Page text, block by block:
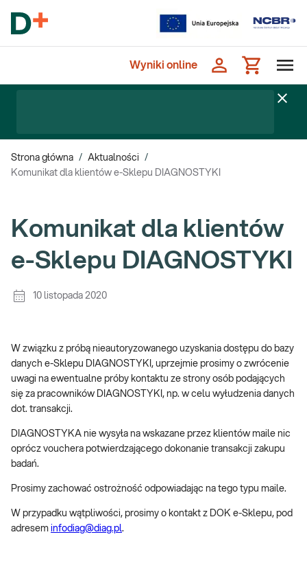
Wyniki online
Strona główna / Aktualności
/
Komunikat dla klientów e-Sklepu DIAGNOSTYKI
Komunikat dla klientów
e-Sklepu DIAGNOSTYKI
10 listopada 2020
W związku z próbą nieautoryzowanego uzyskania dostępu do bazy
danych e-Sklepu DIAGNOSTYKI, uprzejmie prosimy o zwrócenie
uwagi na ewentualne próby kontaktu ze strony osób podających
się za pracowników DIAGNOSTYKI, np. w celu wyłudzenia danych
dot. transakcji.
DIAGNOSTYKA nie wysyła na wskazane przez klientów maile nic
oprócz vouchera potwierdzającego dokonanie transakcji zakupu
badań.
Prosimy zachować ostrożność odpowiadając na tego typu maile.
W przypadku wątpliwości, prosimy o kontakt z DOK e-Sklepu, pod
adresem infodiag@diag.pl.